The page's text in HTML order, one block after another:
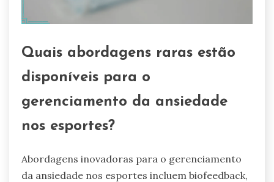
Quais abordagens raras estão
disponíveis para o
gerenciamento da ansiedade
nos esportes?
Abordagens inovadoras para o gerenciamento
da ansiedade nos esportes incluem biofeedback,